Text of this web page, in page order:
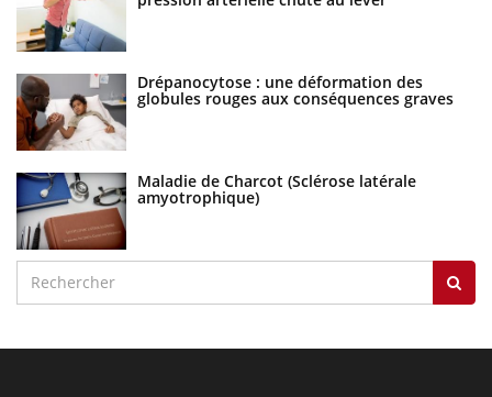
Drépanocytose : une déformation des
globules rouges aux conséquences graves
Maladie de Charcot (Sclérose latérale
amyotrophique)